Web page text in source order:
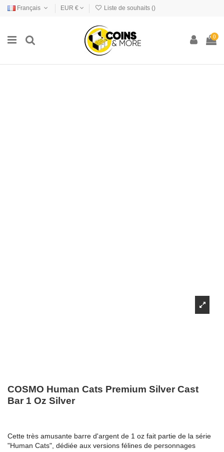
Français EUR € Liste de souhaits ()
0
COSMO Human Cats Premium Silver Cast
Bar 1 Oz Silver
Cette très amusante barre d'argent de 1 oz fait partie de la série
"Human Cats", dédiée aux versions félines de personnages